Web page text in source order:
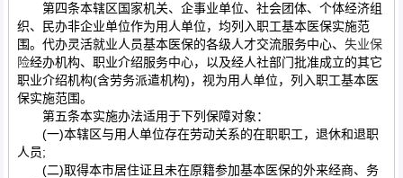
第四条本辖区国家机关、企事业单位、社会团体、个体经济组
织、民办非企业单位作为用人单位，均列入职工基本医保实施范
围。代办灵活就业人员基本医保的各级人才交流服务中心、 失业保
险经办机构、职业介绍服务中心，以及经人社部门批准成立的其它
职业介绍机构(含劳务派遣机构)，视为用人单位，列入职工基本医
保实施范围。
第五条本实施办法适用于下列保障对象：
(一)本辖区与用人单位存在劳动关系的在职职工，退休和退职
人员;
(二)取得本市居住证且未在原籍参加基本医保的外来经商、务